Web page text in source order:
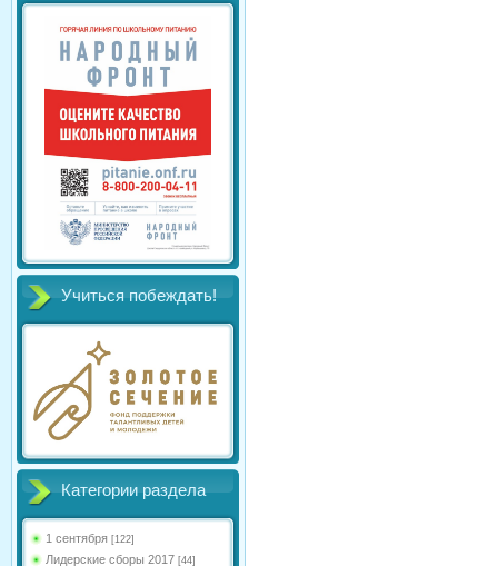
Учиться побеждать!
Категории раздела
1 сентября [122]
Лидерские сборы 2017 [44]